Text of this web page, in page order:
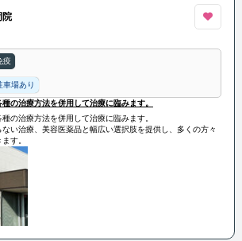
院
疫
車場あり
の治療方法を併用して治療に臨みます。
の治療方法を併用して治療に臨みます。
い治療、美容医薬品と幅広い選択肢を提供し、多くの方々
す。